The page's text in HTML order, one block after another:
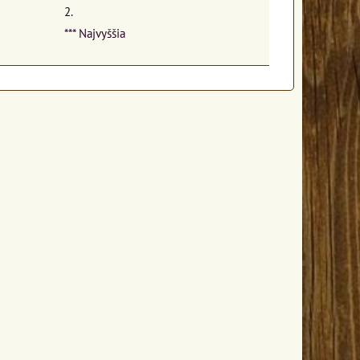
2.
*** Najvyššia